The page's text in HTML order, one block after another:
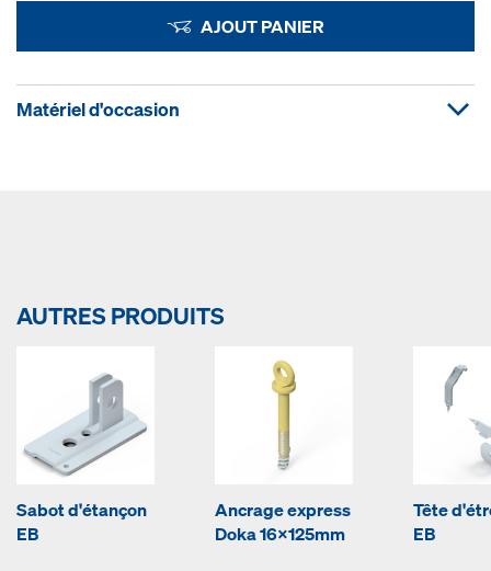
AJOUT PANIER
Matériel d'occasion
AUTRES PRODUITS
Sabot d'étançon
EB
Ancrage express
Doka 16x125mm
Tête
EB